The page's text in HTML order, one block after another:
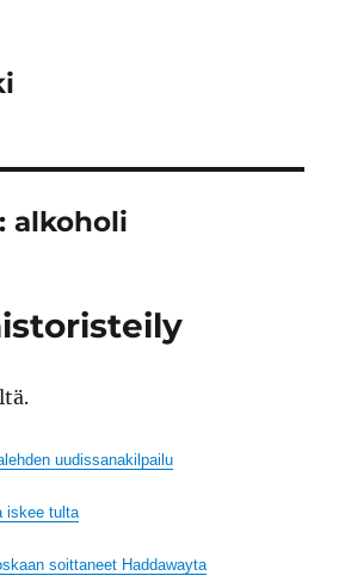
alkoholi
uudissanakilpailu
iskee tulta
soittaneet Haddawayta